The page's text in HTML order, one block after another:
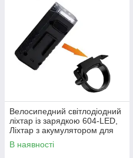
Велосипедний світлодіодний
ліхтар із зарядкою 604-LED,
Ліхтар з акумулятором для
велосипедистів EA-83
В наявності